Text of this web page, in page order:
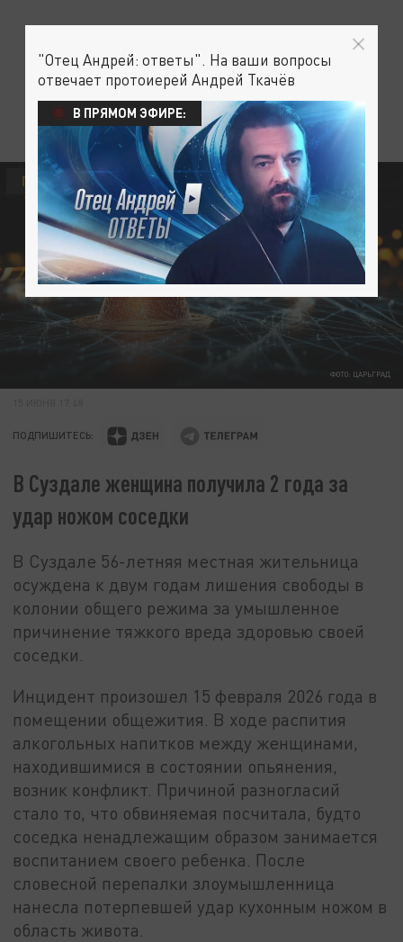
ФОТО: ЦАРЬГРАД
ПРОИСШЕСТВИЯ
ПОДПИШИТЕСЬ:
В Суздале женщина получила 2 года за
удар ножом соседки
В Суздале 56-летняя местная жительница
осуждена к двум годам лишения свободы в
колонии общего режима за умышленное
причинение тяжкого вреда здоровью своей
соседки.
Инцидент произошел 15 февраля 2026 года в
помещении общежития. В ходе распития
алкогольных напитков между женщинами,
находившимися в состоянии опьянения,
возник конфликт. Причиной разногласий
стало то, что обвиняемая посчитала, будто
соседка ненадлежащим образом занимается
воспитанием своего ребенка. После
словесной перепалки злоумышленница
нанесла потерпевшей удар кухонным ножом в
область живота.
"Отец Андрей: ответы". На ваши вопросы
отвечает протоиерей Андрей Ткачёв
В ПРЯМОМ ЭФИРЕ: